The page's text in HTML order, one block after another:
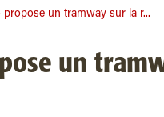
propose un tramway sur la r...
un